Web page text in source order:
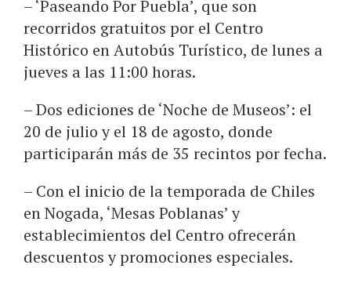
– ‘Paseando Por Puebla’, que son
recorridos gratuitos por el Centro
Histórico en Autobús Turístico, de lunes a
jueves a las 11:00 horas.
– Dos ediciones de ‘Noche de Museos’: el
20 de julio y el 18 de agosto, donde
participarán más de 35 recintos por fecha.
– Con el inicio de la temporada de Chiles
en Nogada, ‘Mesas Poblanas’ y
establecimientos del Centro ofrecerán
descuentos y promociones especiales.